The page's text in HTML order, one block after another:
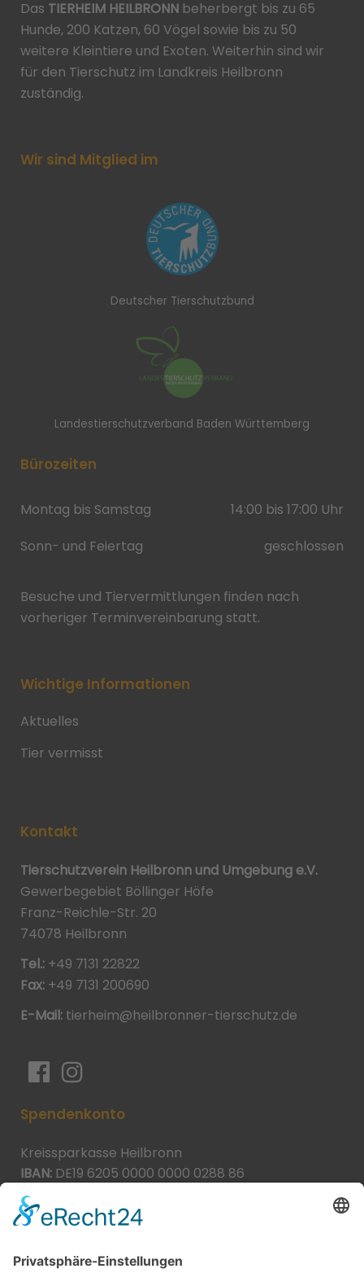
Das TIERHEIM HEILBRONN beherbergt bis zu 65
Hunde, 200 Katzen, 60 Vögel sowie bis zu 50
weitere Kleintiere und Exoten. Weiterhin sind wir
für den Tierschutz im Landkreis Heilbronn
zuständig.
Wir sind Mitglied im
Deutscher Tierschutzbund
Landestierschutzverband Baden Württemberg
Bürozeiten
Montag bis Samstag
14:00 bis 17:00 Uhr
Sonn- und Feiertag
geschlossen
Besuche und Tiervermittlungen finden nach
vorheriger Terminvereinbarung statt.
Wichtige Informationen
Aktuelles
Tier vermisst
Kontakt
Tierschutzverein Heilbronn und Umgebung e.V.
Gewerbegebiet Böllinger Höfe
Franz-Reichle-Str. 20
74078 Heilbronn
Tel.: +49 7131 22822
Fax: +49 7131 200690
E-Mail: tierheim@heilbronner-tierschutz.de
Spendenkonto
Kreissparkasse Heilbronn
IBAN: DE19 6205 0000 0000 0288 86
BIC:
Spende direkt via PayPal